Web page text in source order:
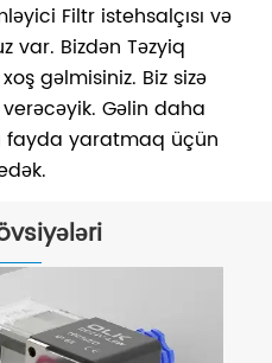
Filtr istehsalçısı və
var. Bizdən Təzyiq
gəlmisiniz. Biz sizə
Gəlin daha
fayda yaratmaq üçün